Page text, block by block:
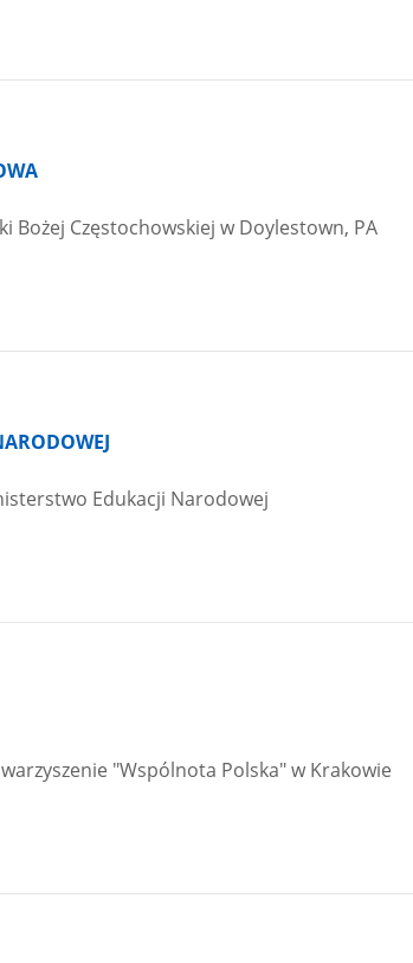
Bożej Częstochowskiej w Doylestown, PA
Edukacji Narodowej
"Wspólnota Polska" w Krakowie